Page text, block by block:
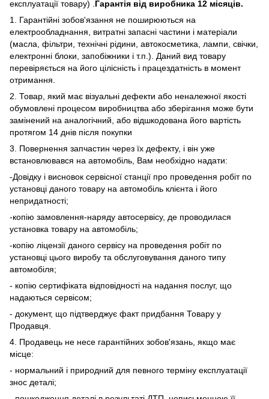
експлуатації товару) . Гарантія від виробника 12 місяців.
1. Гарантійні зобов'язання не поширюються на
електрообладнання, витратні запасні частини і матеріали
(масла, фільтри, технічні рідини, автокосметика, лампи, свічки,
електронні блоки, запобіжники і т.п.). Даний вид товару
перевіряється на його цілісність і працездатність в момент
отримання.
2. Товар, який має візуальні дефекти або неналежної якості
обумовлені процесом виробництва або зберігання може бути
замінений на аналогічний, або відшкодована його вартість
протягом 14 днів після покупки
3. Повернення запчастин через їх дефекту, і він уже
встановлювався на автомобіль, Вам необхідно надати:
-Довідку і висновок сервісної станції про проведення робіт по
установці даного товару на автомобіль клієнта і його
непридатності;
-копію замовлення-наряду автосервісу, де проводилася
установка товару на автомобіль;
-копію ліцензії даного сервісу на проведення робіт по
установці цього виробу та обслуговування даного типу
автомобіля;
- копію сертифіката відповідності на надання послуг, що
надаються сервісом;
- документ, що підтверджує факт придбання Товару у
Продавця.
4. Продавець не несе гарантійних зобов'язань, якщо має
місце:
- нормальний і природний для певного терміну експлуатації
знос деталі;